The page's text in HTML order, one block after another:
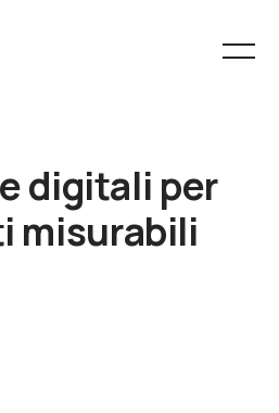
digitali per
misurabili